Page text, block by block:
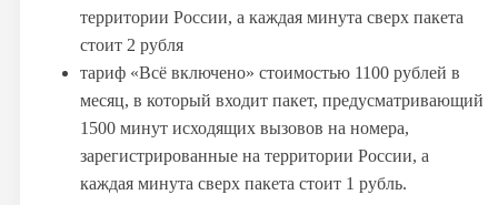
территории России, а каждая минута сверх пакета
стоит 2 рубля
тариф «Всё включено» стоимостью 1100 рублей в
месяц, в который входит пакет, предусматривающий
1500 минут исходящих вызовов на номера,
зарегистрированные на территории России, а
каждая минута сверх пакета стоит 1 рубль.